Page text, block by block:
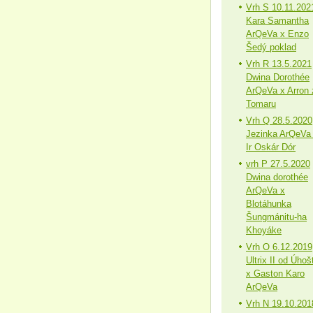
Vrh S
Kara Samantha
ArQeVa x Enzo
Šedý poklad
Vrh R 13.5.2021
Dwina Dorothée
ArQeVa x Arron
Tomaru
Vrh Q 28.5.2020
Jezinka ArQeVa
Ir Oskár Dór
vrh P 27.5.2020
Dwina dorothée
ArQeVa x
Blotáhunka
Šungmánitu-ha
Khoyáke
Vrh O 6.12.2019
Ultrix II od
x Gaston Karo
ArQeVa
Vrh N